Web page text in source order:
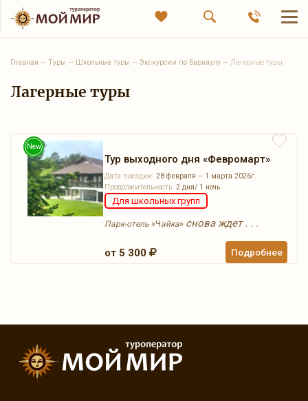
Главная — Туры — Школьные туры — Экскурсии по Барнаулу — Лагерные туры
Лагерные туры
New
Тур выходного дня «Февромарт»
Дата поездки: 28 февраля – 1 марта 2026г.
Продолжительность: 2 дня/ 1 ночь
Для школьных групп
Парк-отель »Ч айка» снова ждет . . .
от 5 300 Подробнее